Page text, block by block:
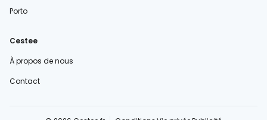
Porto
Cestee
À propos de nous
Contact